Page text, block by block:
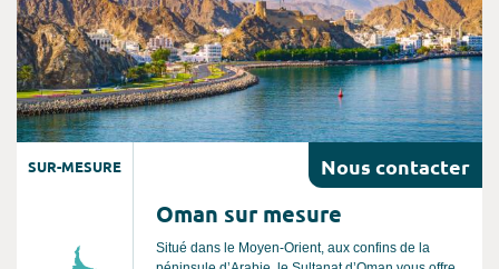
SUR-MESURE Nous contacter
Oman sur mesure
Situé dans le Moyen-Orient, aux confins de la